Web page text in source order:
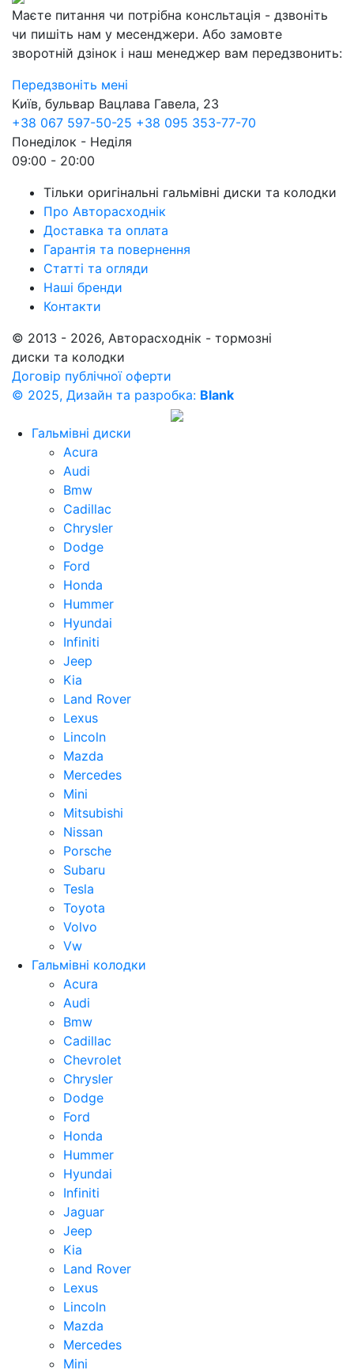
Маєте питання чи потрібна консльтація - дзвоніть
чи пишіть нам у месенджери. Або замовте
зворотній дзінок і наш менеджер вам передзвонить:
Передзвоніть мені
Київ, бульвар Вацлава Гавела, 23
+38 067 597-50-25 +38 095 353-77-70
Понеділок - Неділя
09:00 - 20:00
Тільки оригінальні гальмівні диски та колодки
Про Авторасходнік
Доставка та оплата
Гарантія та повернення
Статті та огляди
Наші бренди
Контакти
© 2013 - 2026, Авторасходнік - тормозні
диски та колодки
Договір публічної оферти
© 2025, Дизайн та разробка: Blank
Гальмівні диски
Acura
Audi
Bmw
Cadillac
Chrysler
Dodge
Ford
Honda
Hummer
Hyundai
Infiniti
Jeep
Kia
Land Rover
Lexus
Lincoln
Mazda
Mercedes
Mini
Mitsubishi
Nissan
Porsche
Subaru
Tesla
Toyota
Volvo
Vw
Гальмівні колодки
Acura
Audi
Bmw
Cadillac
Chevrolet
Chrysler
Dodge
Ford
Honda
Hummer
Hyundai
Infiniti
Jaguar
Jeep
Kia
Land Rover
Lexus
Lincoln
Mazda
Mercedes
Mini